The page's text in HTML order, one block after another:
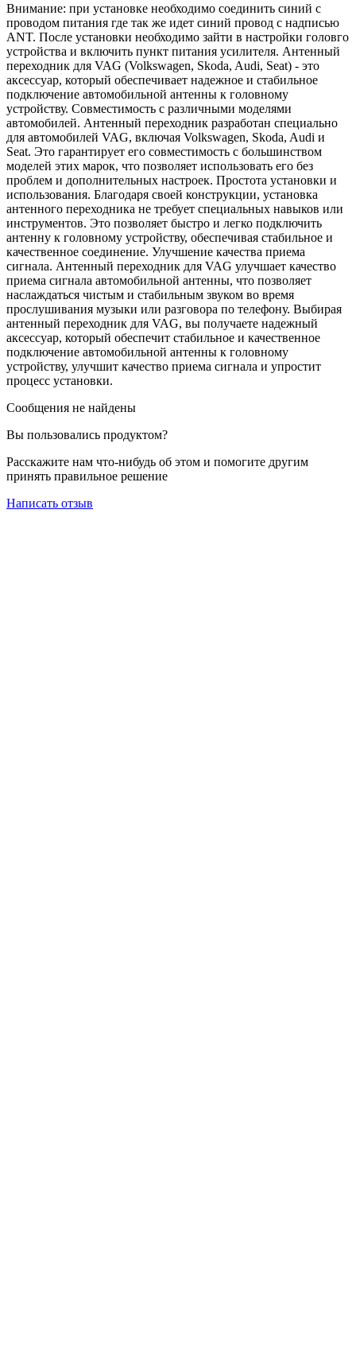
Внимание: при установке необходимо соединить синий с
проводом питания где так же идет синий провод с надписью
ANT. После установки необходимо зайти в настройки головго
устройства и включить пункт питания усилителя. Антенный
переходник для VAG (Volkswagen, Skoda, Audi, Seat) - это
аксессуар, который обеспечивает надежное и стабильное
подключение автомобильной антенны к головному
устройству. Совместимость с различными моделями
автомобилей. Антенный переходник разработан специально
для автомобилей VAG, включая Volkswagen, Skoda, Audi и
Seat. Это гарантирует его совместимость с большинством
моделей этих марок, что позволяет использовать его без
проблем и дополнительных настроек. Простота установки и
использования. Благодаря своей конструкции, установка
антенного переходника не требует специальных навыков или
инструментов. Это позволяет быстро и легко подключить
антенну к головному устройству, обеспечивая стабильное и
качественное соединение. Улучшение качества приема
сигнала. Антенный переходник для VAG улучшает качество
приема сигнала автомобильной антенны, что позволяет
наслаждаться чистым и стабильным звуком во время
прослушивания музыки или разговора по телефону. Выбирая
антенный переходник для VAG, вы получаете надежный
аксессуар, который обеспечит стабильное и качественное
подключение автомобильной антенны к головному
устройству, улучшит качество приема сигнала и упростит
процесс установки.
Сообщения не найдены
Вы пользовались продуктом?
Расскажите нам что-нибудь об этом и помогите другим
принять правильное решение
Написать отзыв